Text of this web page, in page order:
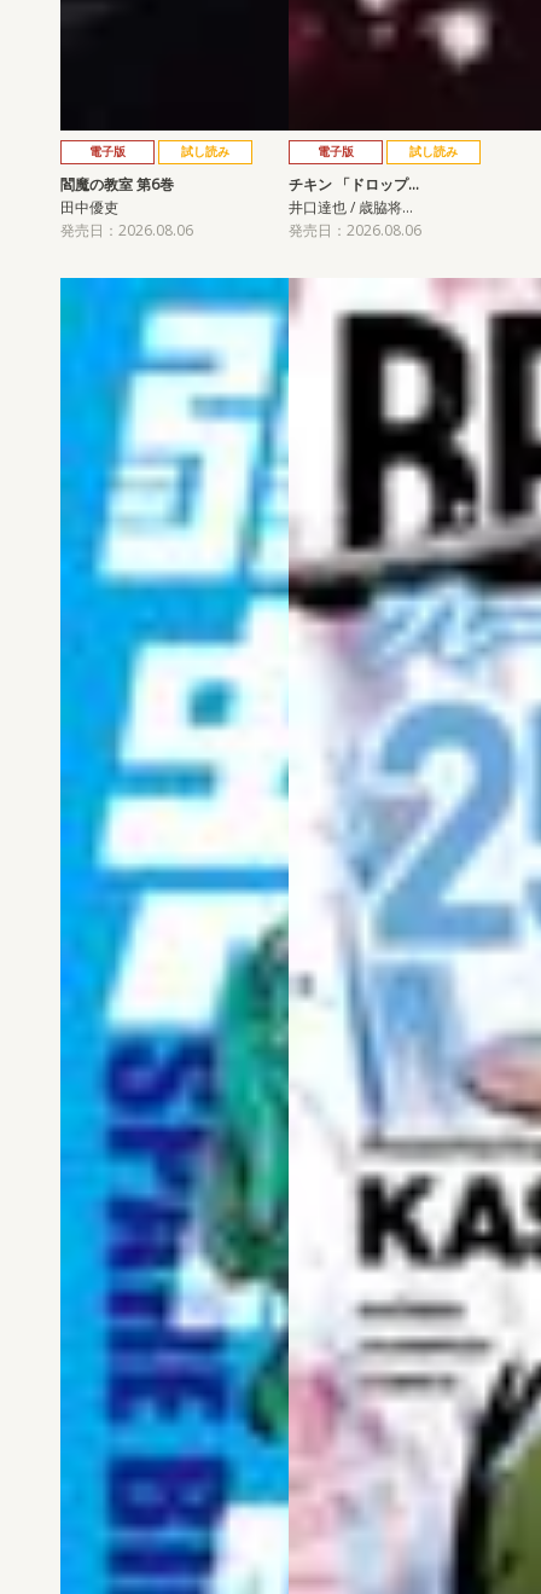
電子版 試し読み
閻魔の教室 第6巻
田中優吏
発売日：2026.08.06
電子版 試し読み
チキン 「ドロップ…
井口達也 / 歳脇将…
発売日：2026.08.06